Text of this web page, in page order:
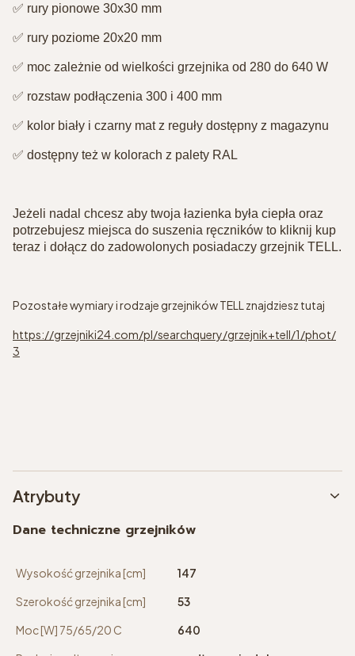
✅ rury pionowe 30x30 mm⁣
✅ rury poziome 20x20 mm⁣
✅ moc zależnie od wielkości grzejnika od 280 do 640 W⁣
✅ rozstaw podłączenia 300 i 400 mm⁣
✅ kolor biały i czarny mat z reguły dostępny z magazynu⁣
✅ dostępny też w kolorach z palety RAL⁣
Jeżeli nadal chcesz aby twoja łazienka była ciepła oraz
potrzebujesz miejsca do suszenia ręczników to kliknij kup
teraz i dołącz do zadowolonych posiadaczy grzejnik TELL.⁣
Pozostałe wymiary i rodzaje grzejników TELL znajdziesz tutaj
https://grzejniki24.com/pl/searchquery/grzejnik+tell/1/phot/
3
Atrybuty
Dane techniczne grzejników
Wysokość grzejnika [cm]
147
Szerokość grzejnika [cm]
53
Moc [W] 75/65/20 C
640